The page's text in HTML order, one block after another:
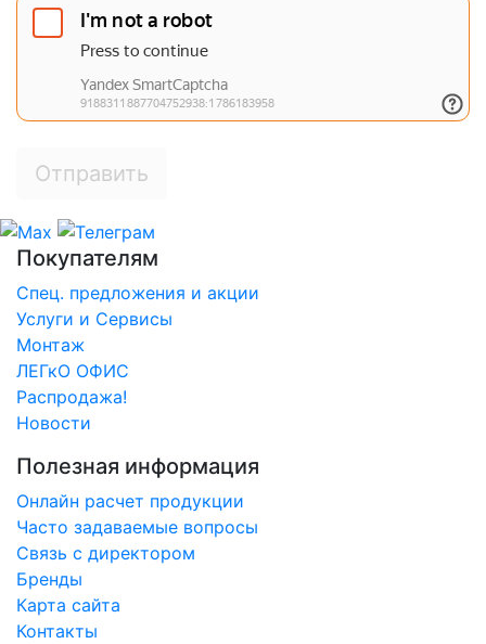
Отправить
Покупателям
Спец. предложения и акции
Услуги и Сервисы
Монтаж
ЛЕГкО ОФИС
Распродажа!
Новости
Полезная информация
Онлайн расчет продукции
Часто задаваемые вопросы
Связь с директором
Бренды
Карта сайта
Контакты